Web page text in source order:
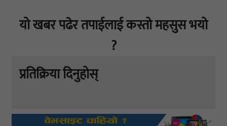
यो खबर पढेर तपाईलाई कस्तो महसुस भयो
?
प्रतिक्रिया दिनुहोस्